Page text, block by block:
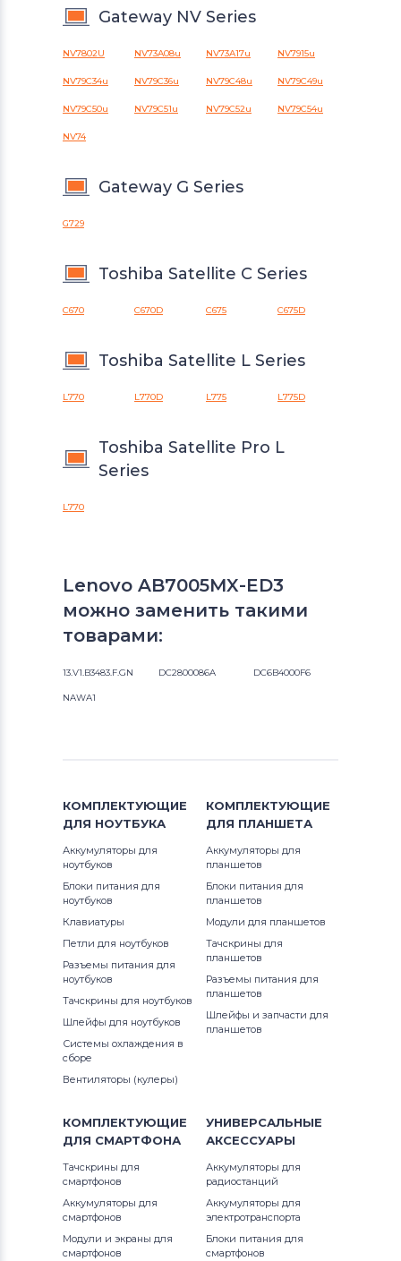
Gateway NV Series
NV7802U NV73A08u NV73A17u NV7915u
NV79C34u NV79C36u NV79C48u NV79C49u
NV79C50u NV79C51u NV79C52u NV79C54u
NV74
Gateway G Series
G729
Toshiba Satellite C Series
C670 C670D C675 C675D
Toshiba Satellite L Series
L770 L770D L775 L775D
Toshiba Satellite Pro L
Series
L770
Lenovo AB7005MX-ED3
можно заменить такими
товарами:
13.V1.B3483.F.GN DC2800086A DC6B4000F6
NAWA1
КОМПЛЕКТУЮЩИЕ
ДЛЯ НОУТБУКА
Аккумуляторы для
ноутбуков
Блоки питания для
ноутбуков
Клавиатуры
Петли для ноутбуков
Разъемы питания для
ноутбуков
Тачскрины для ноутбуков
Шлейфы для ноутбуков
Системы охлаждения в
сборе
Вентиляторы (кулеры)
КОМПЛЕКТУЮЩИЕ
ДЛЯ ПЛАНШЕТА
Аккумуляторы для
планшетов
Блоки питания для
планшетов
Модули для планшетов
Тачскрины для
планшетов
Разъемы питания для
планшетов
Шлейфы и запчасти для
планшетов
КОМПЛЕКТУЮЩИЕ
ДЛЯ СМАРТФОНА
Тачскрины для
смартфонов
Аккумуляторы для
смартфонов
Модули и экраны для
смартфонов
УНИВЕРСАЛЬНЫЕ
АКСЕССУАРЫ
Аккумуляторы для
радиостанций
Аккумуляторы для
электротранспорта
Блоки питания для
смартфонов